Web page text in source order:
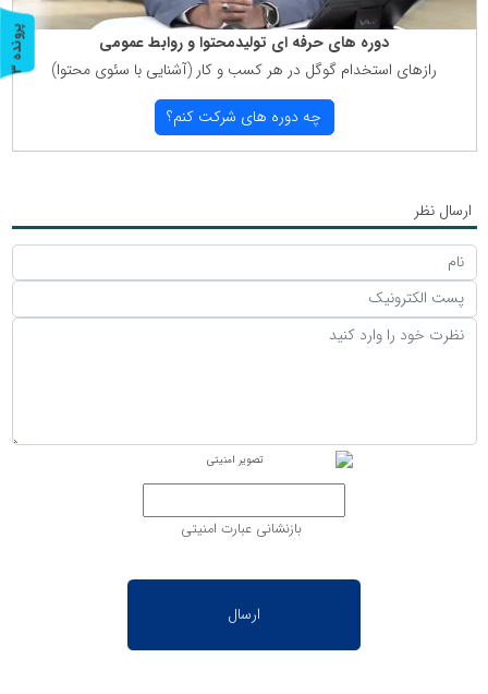
دوره های حرفه ای تولیدمحتوا و روابط عمومی
رازهای استخدام گوگل در هر كسب و كار (آشنایی با سئوی محتوا)
چه دوره های شركت كنم؟
ارسال نظر
بازنشانی عبارت امنیتی
پ
ر
و
ن
د
ه
3